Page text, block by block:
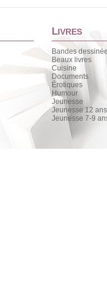
LIVRES
Bandes
Beaux livres
Cuisine
Documents
Érotiques
Humour
Jeunesse
Jeunesse 12
Jeunesse 7-9